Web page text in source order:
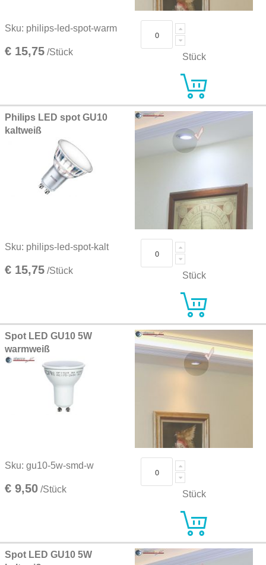
Sku: philips-led-spot-warm
€ 15,75 /Stück Stück
Philips LED spot GU10
kaltweiß
Sku: philips-led-spot-kalt
€ 15,75 /Stück Stück
Spot LED GU10 5W
warmweiß
Sku: gu10-5w-smd-w
€ 9,50 /Stück Stück
Spot LED GU10 5W